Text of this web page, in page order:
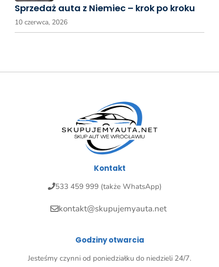
Sprzedaż auta z Niemiec – krok po kroku
10 czerwca, 2026
Kontakt
533 459 999 (także WhatsApp)
kontakt@skupujemyauta.net
Godziny otwarcia
Jesteśmy czynni od poniedziałku do niedzieli 24/7.